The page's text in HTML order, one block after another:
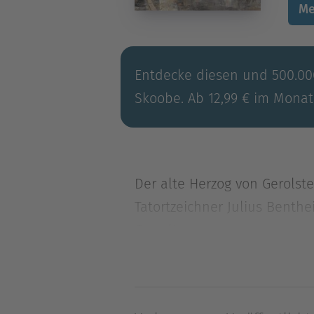
Entdecke diesen und
Skoobe. Ab 12,99 € im
Der alte Herzog von
Tatortzeichner Julius
Der alte Herzog von